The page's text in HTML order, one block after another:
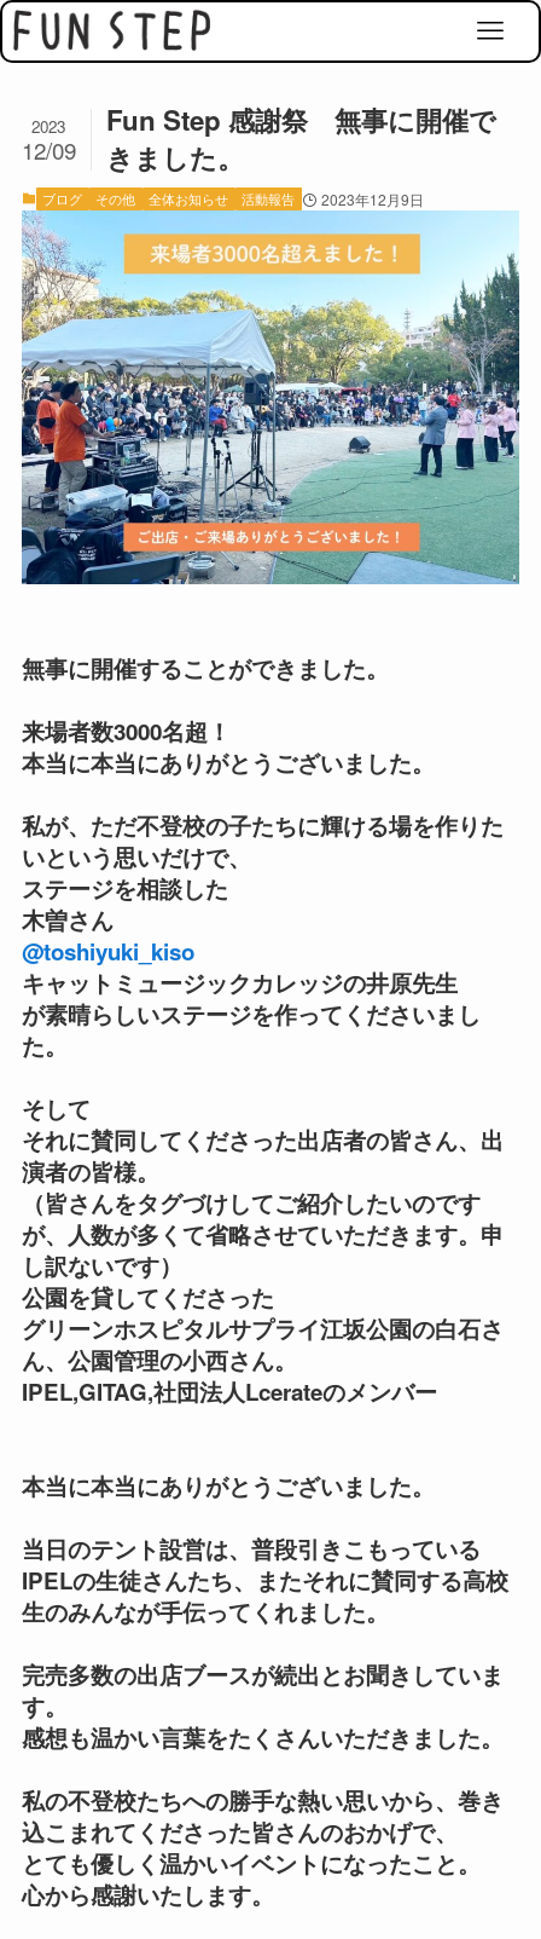
Fun Step 感謝祭 無事に開催で
きました。
2023
12/09
ブログ その他 全体お知らせ 活動報告 2023年12月9日
無事に開催することができました。
来場者数3000名超！
本当に本当にありがとうございました。
私が、ただ不登校の子たちに輝ける場を作りた
いという思いだけで、
ステージを相談した
木曽さん
@toshiyuki_kiso
キャットミュージックカレッジの井原先生
が素晴らしいステージを作ってくださいまし
た。
そして
それに賛同してくださった出店者の皆さん、出
演者の皆様。
（皆さんをタグづけしてご紹介したいのです
が、人数が多くて省略させていただきます。申
し訳ないです）
公園を貸してくださった
グリーンホスピタルサプライ江坂公園の白石さ
ん、公園管理の小西さん。
IPEL,GITAG,社団法人Lcerateのメンバー
本当に本当にありがとうございました。
当日のテント設営は、普段引きこもっている
IPELの生徒さんたち、またそれに賛同する高校
生のみんなが手伝ってくれました。
完売多数の出店ブースが続出とお聞きしていま
す。
感想も温かい言葉をたくさんいただきました。
私の不登校たちへの勝手な熱い思いから、巻き
込こまれてくださった皆さんのおかげで、
とても優しく温かいイベントになったこと。
心から感謝いたします。